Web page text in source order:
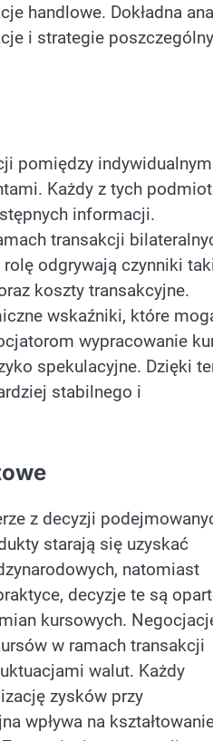
handlowe. Dokładna
i strategie
pomiędzy
Każdy z tych
informacji.
transakcji
odgrywają czynniki
koszty transakcyjne.
wskaźniki, które
wypracowanie
spekulacyjne. Dzięki
stabilnego i
z decyzji
starają się uzyskać
natomiast
decyzje te są
kursowych.
w ramach transakcji
walut. Każdy
zysków przy
wpływa na